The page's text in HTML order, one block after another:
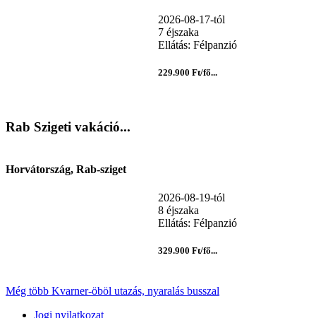
2026-08-17-tól
7 éjszaka
Ellátás: Félpanzió
229.900 Ft/fő...
Rab Szigeti vakáció...
Horvátország, Rab-sziget
2026-08-19-tól
8 éjszaka
Ellátás: Félpanzió
329.900 Ft/fő...
Még több Kvarner-öböl utazás, nyaralás busszal
Jogi nyilatkozat